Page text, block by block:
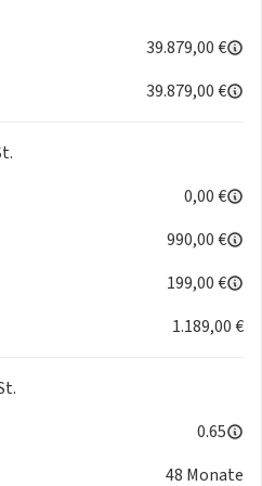
Media inkl. Streaming &
/ Schlechtwetter-Licht
mit Leaving Home /
, heiz- und anklappbar mit
und hinten
dynamisch
39.879,00 €
39.879,00 €
0,00 €
990,00 €
199,00 €
1.189,00 €
0.65
48 Monate